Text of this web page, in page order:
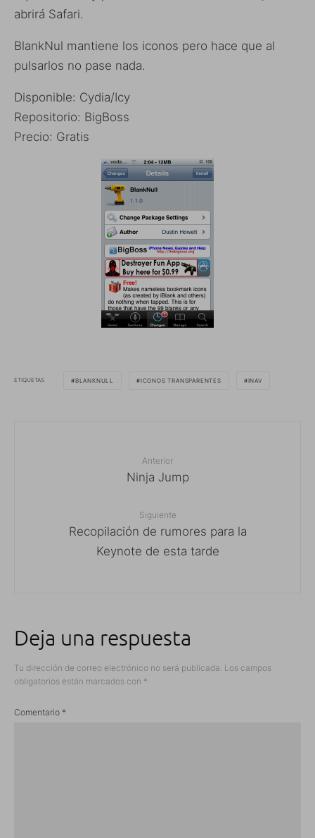
abrirá Safari.
BlankNul mantiene los iconos pero hace que al
pulsarlos no pase nada.
Disponible: Cydia/Icy
Repositorio: BigBoss
Precio: Gratis
ETIQUETAS BLANKNULL ICONOS TRANSPARENTES INAV
Anterior
Ninja Jump
Siguiente
Recopilación de rumores para la
Keynote de esta tarde
Deja una respuesta
Tu dirección de correo electrónico no será publicada. Los campos
obligatorios están marcados con *
Comentario *